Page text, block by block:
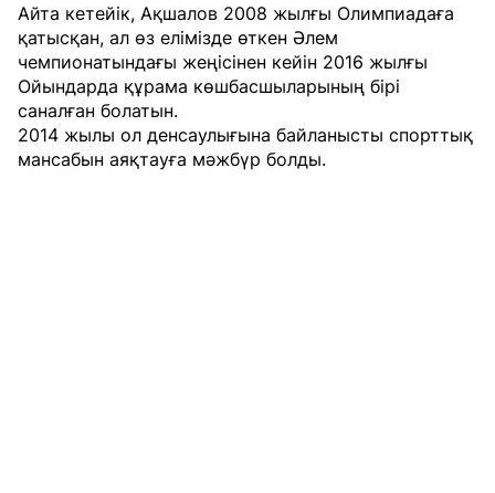
Айта кетейік, Ақшалов 2008 жылғы Олимпиадаға
қатысқан, ал өз елімізде өткен Әлем
чемпионатындағы жеңісінен кейін 2016 жылғы
Ойындарда құрама көшбасшыларының бірі
саналған болатын.
2014 жылы ол денсаулығына байланысты спорттық
мансабын аяқтауға мәжбүр болды.